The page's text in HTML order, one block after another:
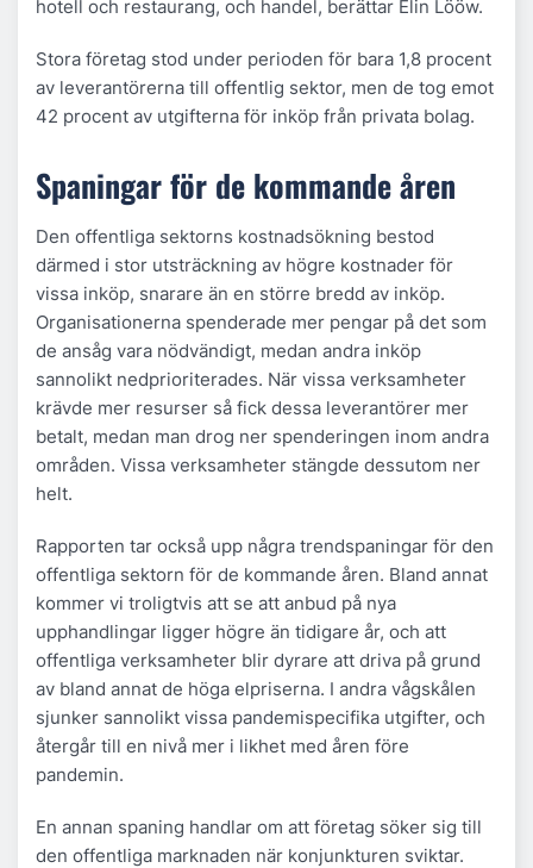
hotell och restaurang, och handel, berättar Elin Lööw.
Stora företag stod under perioden för bara 1,8 procent
av leverantörerna till offentlig sektor, men de tog emot
42 procent av utgifterna för inköp från privata bolag.
Spaningar för de kommande åren
Den offentliga sektorns kostnadsökning bestod
därmed i stor utsträckning av högre kostnader för
vissa inköp, snarare än en större bredd av inköp.
Organisationerna spenderade mer pengar på det som
de ansåg vara nödvändigt, medan andra inköp
sannolikt nedprioriterades. När vissa verksamheter
krävde mer resurser så fick dessa leverantörer mer
betalt, medan man drog ner spenderingen inom andra
områden. Vissa verksamheter stängde dessutom ner
helt.
Rapporten tar också upp några trendspaningar för den
offentliga sektorn för de kommande åren. Bland annat
kommer vi troligtvis att se att anbud på nya
upphandlingar ligger högre än tidigare år, och att
offentliga verksamheter blir dyrare att driva på grund
av bland annat de höga elpriserna. I andra vågskålen
sjunker sannolikt vissa pandemispecifika utgifter, och
återgår till en nivå mer i likhet med åren före
pandemin.
En annan spaning handlar om att företag söker sig till
den offentliga marknaden när konjunkturen sviktar.